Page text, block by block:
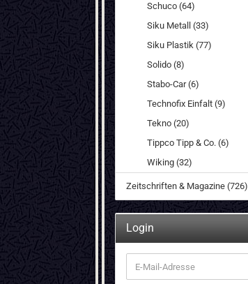
Schuco (64)
Siku Metall (33)
Siku Plastik (77)
Solido (8)
Stabo-Car (6)
Technofix Einfalt (9)
Tekno (20)
Tippco Tipp & Co. (6)
Wiking (32)
Zeitschriften & Magazine (726)
Login
E-
Mail-